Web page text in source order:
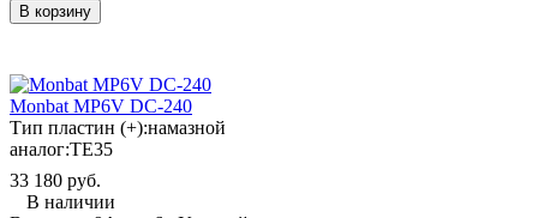
В корзину
Monbat MP6V DC-240
Тип пластин (+):намазной
аналог:TE35
33 180 руб.
В наличии